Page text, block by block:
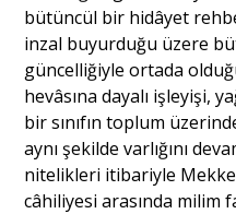
bütüncül bir hidâyet
inzal buyurduğu üzere
güncelliğiyle ortada
hevâsına dayalı işleyişi,
bir sınıfın toplum
aynı şekilde varlığını
nitelikleri itibariyle
câhiliyesi arasında milim